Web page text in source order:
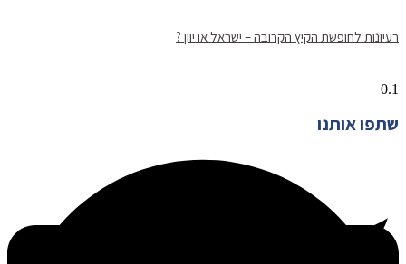
רעיונות לחופשת הקיץ הקרובה – ישראל או יוון ?
שתפו אותנו